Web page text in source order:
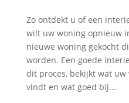
Zo ontdekt u of een
wilt uw woning opnieuw
nieuwe woning gekocht
worden. Een goede
dit proces, bekijkt wat
vindt en wat goed bij...